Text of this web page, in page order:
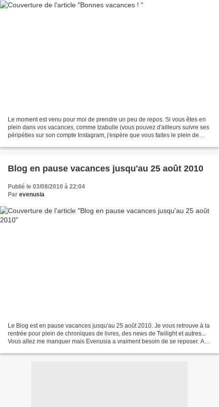
Le moment est venu pour moi de prendre un peu de repos. Si vous êtes en
plein dans vos vacances, comme Izabulle (vous pouvez d'ailleurs suivre ses
péripéties sur son compte Instagram, j'espère que vous faites le plein de
Blog en pause vacances jusqu'au 25 août 2010
Publié le 03/08/2010 à 22:04
Par evenusia
Le Blog est en pause vacances jusqu'au 25 août 2010. Je vous retrouve à la
rentrée pour plein de chroniques de livres, des news de Twilight et autres...
Vous allez me manquer mais Evenusia a vraiment besoin de se reposer. A